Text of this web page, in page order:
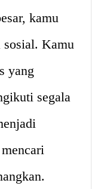
kamu
sosial. Kamu
yang
segala